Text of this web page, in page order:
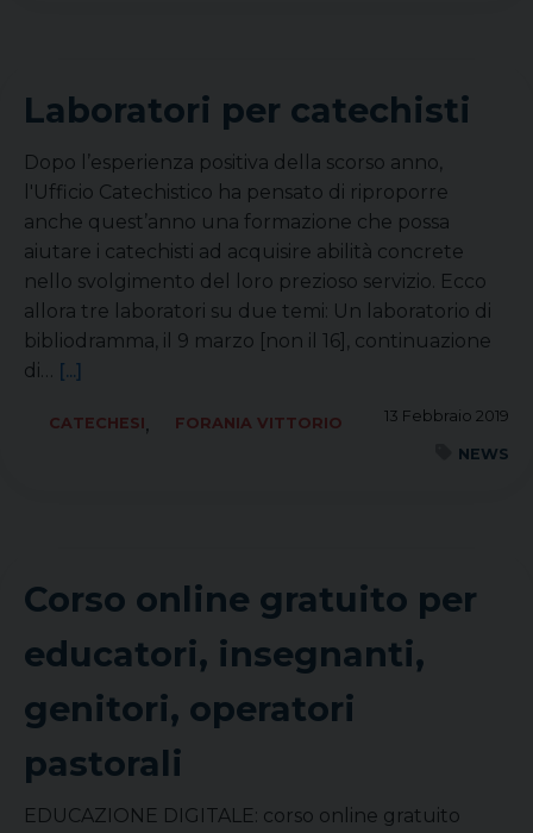
Laboratori per catechisti
Dopo l’esperienza positiva della scorso anno,
l'Ufficio Catechistico ha pensato di riproporre
anche quest’anno una formazione che possa
aiutare i catechisti ad acquisire abilità concrete
nello svolgimento del loro prezioso servizio. Ecco
allora tre laboratori su due temi: Un laboratorio di
bibliodramma, il 9 marzo [non il 16], continuazione
di… [...]
13 Febbraio 2019
CATECHESI,
FORANIA VITTORIO
NEWS
Corso online gratuito per
educatori, insegnanti,
genitori, operatori
pastorali
EDUCAZIONE DIGITALE: corso online gratuito